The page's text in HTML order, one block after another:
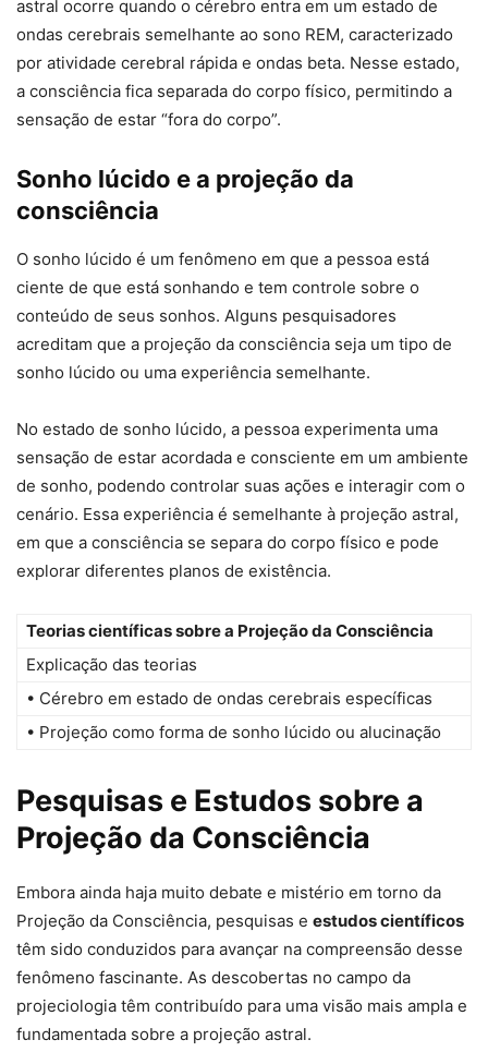
astral ocorre quando o cérebro entra em um estado de
ondas cerebrais semelhante ao sono REM, caracterizado
por atividade cerebral rápida e ondas beta. Nesse estado,
a consciência fica separada do corpo físico, permitindo a
sensação de estar “fora do corpo”.
Sonho lúcido e a projeção da
consciência
O sonho lúcido é um fenômeno em que a pessoa está
ciente de que está sonhando e tem controle sobre o
conteúdo de seus sonhos. Alguns pesquisadores
acreditam que a projeção da consciência seja um tipo de
sonho lúcido ou uma experiência semelhante.
No estado de sonho lúcido, a pessoa experimenta uma
sensação de estar acordada e consciente em um ambiente
de sonho, podendo controlar suas ações e interagir com o
cenário. Essa experiência é semelhante à projeção astral,
em que a consciência se separa do corpo físico e pode
explorar diferentes planos de existência.
Teorias científicas sobre a Projeção da Consciência
Explicação das teorias
• Cérebro em estado de ondas cerebrais específicas
• Projeção como forma de sonho lúcido ou alucinação
Pesquisas e Estudos sobre a
Projeção da Consciência
Embora ainda haja muito debate e mistério em torno da
Projeção da Consciência, pesquisas e estudos científicos
têm sido conduzidos para avançar na compreensão desse
fenômeno fascinante. As descobertas no campo da
projeciologia têm contribuído para uma visão mais ampla e
fundamentada sobre a projeção astral.